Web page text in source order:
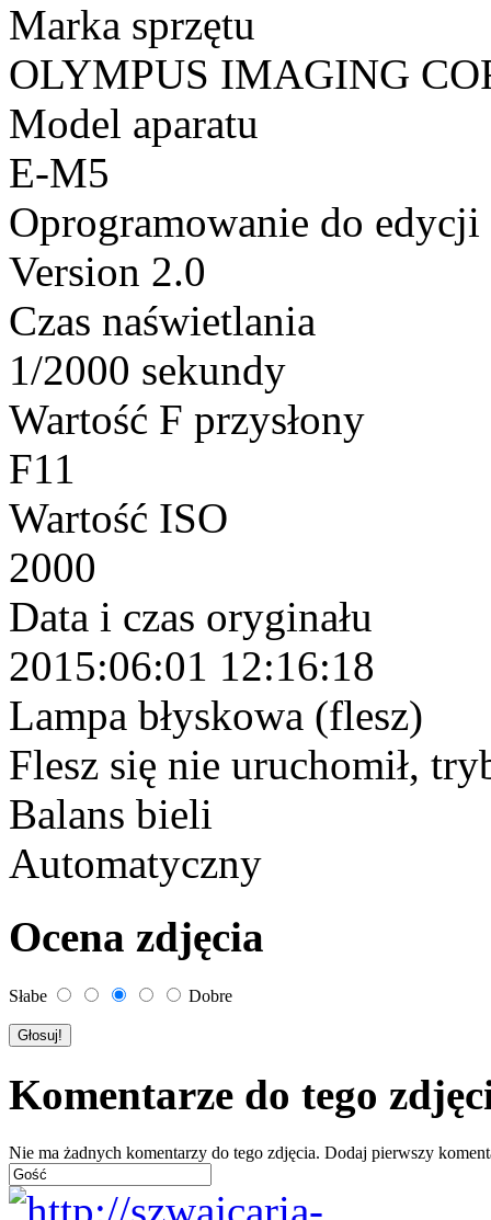
Marka sprzętu
OLYMPUS IMAGING
Model aparatu
E-M5
Oprogramowanie do edycji
Version 2.0
Czas naświetlania
1/2000 sekundy
Wartość F przysłony
F11
Wartość ISO
2000
Data i czas oryginału
2015:06:01 12:16:18
Lampa błyskowa (flesz)
Flesz się nie uruchomił,
Balans bieli
Automatyczny
Ocena zdjęcia
Słabe Dobre
Komentarze do tego
Nie ma żadnych komentarzy do tego zdjęcia. Dodaj pierwszy